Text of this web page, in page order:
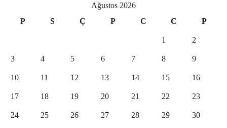
Ağustos 2026
P
S Ç P C C P
1 2
3 4 5 6 7 8 9
10 11 12 13 14 15 16
17 18 19 20 21 22 23
24 25 26 27 28 29 30